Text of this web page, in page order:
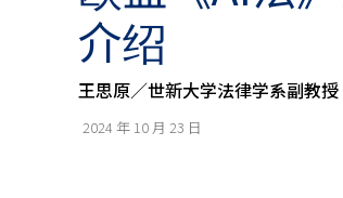
│
申
請
介绍
王思原／世新大学法律学系副教授
2024 年 10 月 23 日